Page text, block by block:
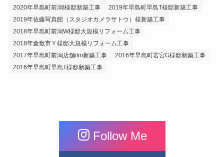
2020年早島町前潟I様邸新築工事
2019年早島町早島T様邸新築工事
2019年佐藤写真館（スタジオカメラサトウ）様新築工事
2018年早島町前潟W様邸大規模リフォーム工事
2018年倉敷市Ｙ様邸大規模リフォーム工事
2017年早島町前潟店舗itm新築工事
2016年早島町若宮G様邸新築工事
2016年早島町早島T様邸新築工事
Follow Me